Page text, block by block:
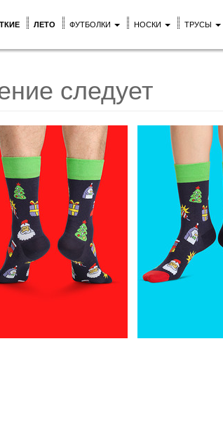
ЛЕТО ФУТБОЛКИ НОСКИ ТРУСЫ
следует